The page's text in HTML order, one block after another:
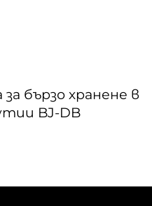
бързо хранене в
BJ-DB